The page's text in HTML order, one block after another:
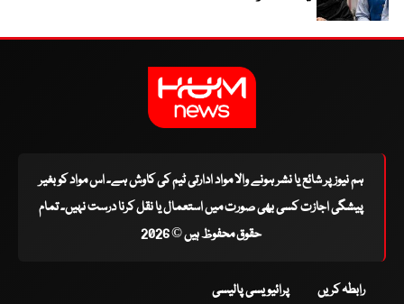
ہم نیوز پر شائع یا نشر ہونے والا مواد ادارتی ٹیم کی کاوش ہے۔ اس مواد کو بغیر
پیشگی اجازت کسی بھی صورت میں استعمال یا نقل کرنا درست نہیں۔ تمام
حقوق محفوظ ہیں © 2026
رابطہ کریں پرائیویسی پالیسی